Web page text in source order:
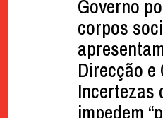
Governo
corpos
Direcção e
Incertezas
impedem